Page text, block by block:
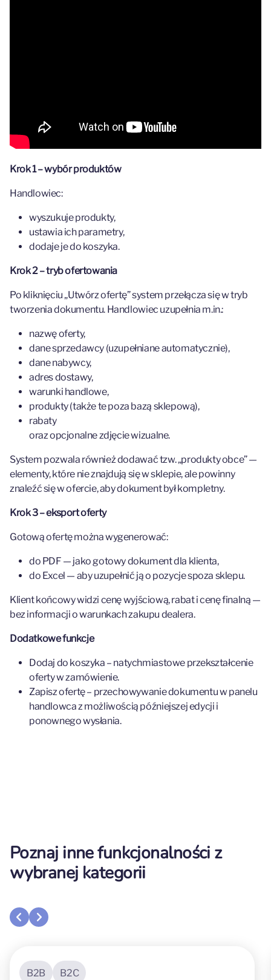
Krok 1 – wybór produktów
Handlowiec:
wyszukuje produkty,
ustawia ich parametry,
dodaje je do koszyka.
Krok 2 – tryb ofertowania
Po kliknięciu „Utwórz ofertę” system przełącza się w tryb
tworzenia dokumentu. Handlowiec uzupełnia m.in.:
nazwę oferty,
dane sprzedawcy (uzupełniane automatycznie),
dane nabywcy,
adres dostawy,
warunki handlowe,
produkty (także te poza bazą sklepową),
rabaty
oraz opcjonalne zdjęcie wizualne.
System pozwala również dodawać tzw. „produkty obce” —
elementy, które nie znajdują się w sklepie, ale powinny
znaleźć się w ofercie, aby dokument był kompletny.
Krok 3 – eksport oferty
Gotową ofertę można wygenerować:
do PDF — jako gotowy dokument dla klienta,
do Excel — aby uzupełnić ją o pozycje spoza sklepu.
Klient końcowy widzi cenę wyjściową, rabat i cenę finalną —
bez informacji o warunkach zakupu dealera.
Dodatkowe funkcje
Dodaj do koszyka – natychmiastowe przekształcenie
oferty w zamówienie.
Zapisz ofertę – przechowywanie dokumentu w panelu
handlowca z możliwością późniejszej edycji i
ponownego wysłania.
Poznaj inne funkcjonalności z
wybranej kategorii
B2B B2C